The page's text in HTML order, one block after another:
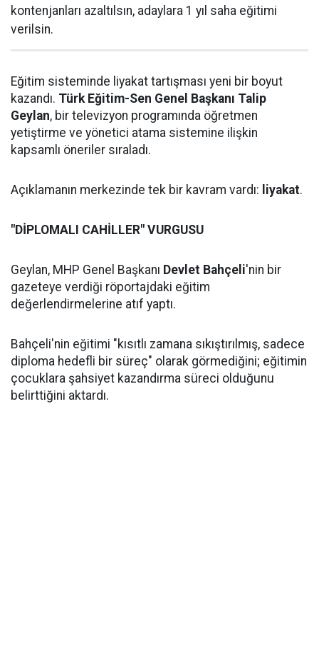
kontenjanları azaltılsın, adaylara 1 yıl saha eğitimi
verilsin.
Eğitim sisteminde liyakat tartışması yeni bir boyut
kazandı. Türk Eğitim-Sen Genel Başkanı Talip
Geylan, bir televizyon programında öğretmen
yetiştirme ve yönetici atama sistemine ilişkin
kapsamlı öneriler sıraladı.
Açıklamanın merkezinde tek bir kavram vardı: liyakat.
"DİPLOMALI CAHİLLER" VURGUSU
Geylan, MHP Genel Başkanı Devlet Bahçeli'nin bir
gazeteye verdiği röportajdaki eğitim
değerlendirmelerine atıf yaptı.
Bahçeli'nin eğitimi "kısıtlı zamana sıkıştırılmış, sadece
diploma hedefli bir süreç" olarak görmediğini; eğitimin
çocuklara şahsiyet kazandırma süreci olduğunu
belirttiğini aktardı.